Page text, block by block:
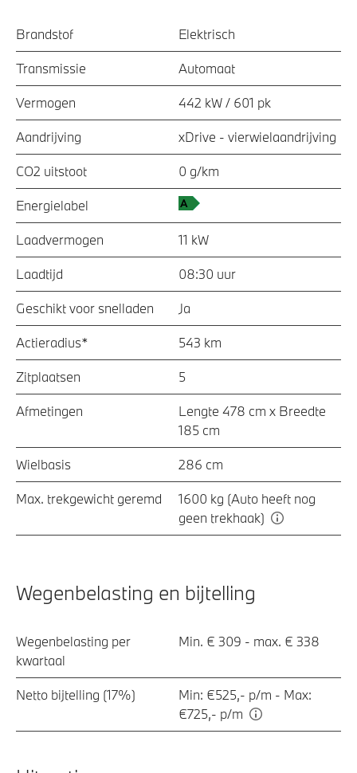
Brandstof Elektrisch
Transmissie Automaat
Vermogen 442 kW / 601 pk
Aandrijving xDrive - vierwielaandrijving
CO2 uitstoot 0 g/km
Energielabel
Laadvermogen 11 kW
Laadtijd 08:30 uur
Geschikt voor snelladen Ja
Actieradius* 543 km
Zitplaatsen 5
Afmetingen
Lengte 478 cm x Breedte
185 cm
Wielbasis 286 cm
Max. trekgewicht geremd
1600 kg (Auto heeft nog
geen trekhaak)
Wegenbelasting en bijtelling
Wegenbelasting per
kwartaal
Min. € 309 - max. € 338
Netto bijtelling (17%)
Min: €525,- p/m - Max:
€725,- p/m